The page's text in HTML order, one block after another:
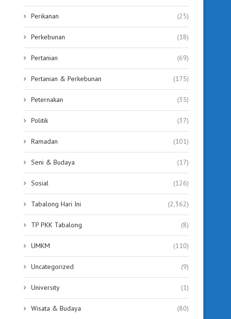
Perikanan (25)
Perkebunan (18)
Pertanian (69)
Pertanian & Perkebunan (175)
Peternakan (35)
Politik (37)
Ramadan (101)
Seni & Budaya (17)
Sosial (126)
Tabalong Hari Ini (2,362)
TP PKK Tabalong (8)
UMKM (110)
Uncategorized (9)
University (1)
Wisata & Budaya (80)